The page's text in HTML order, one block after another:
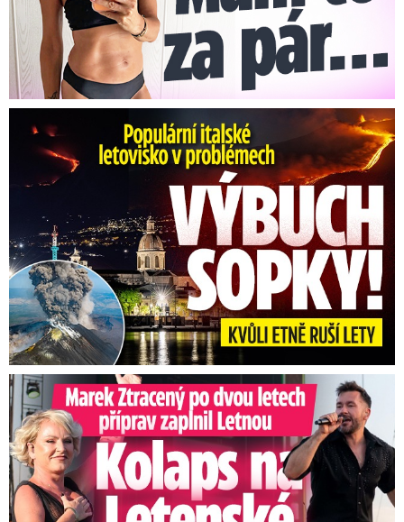
Erupce sicilské sopky Etny: Ruší desítky letů
Marek Ztracený na Letné: Pártlová stopla koncert